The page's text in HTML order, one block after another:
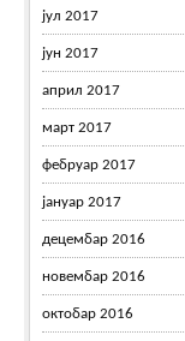
јул 2017
јун 2017
април 2017
март 2017
фебруар 2017
јануар 2017
децембар 2016
новембар 2016
октобар 2016